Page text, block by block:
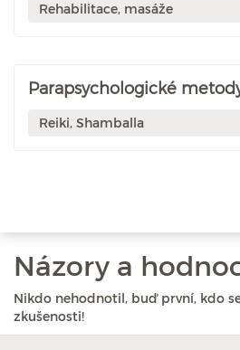
Rehabilitace, masáže
Parapsychologické
Reiki, Shamballa
Názory a
Nikdo nehodnotil, buď první, kdo
zkušenosti!